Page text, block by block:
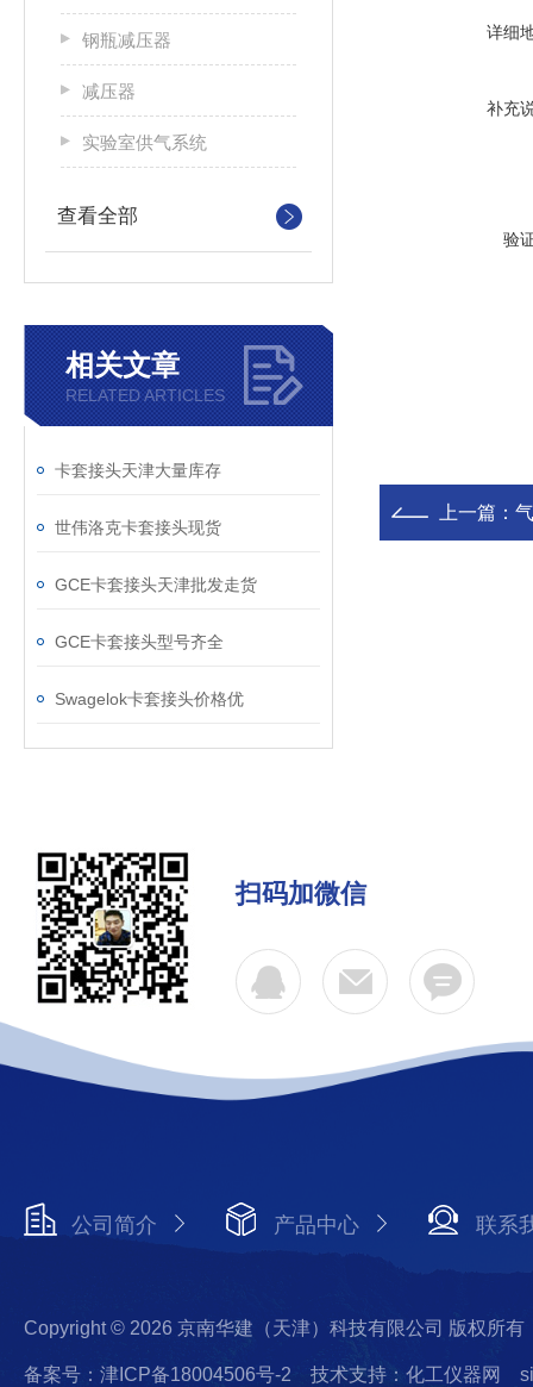
钢瓶减压器
减压器
实验室供气系统
查看全部
相关文章
RELATED ARTICLES
卡套接头天津大量库存
世伟洛克卡套接头现货
GCE卡套接头天津批发走货
GCE卡套接头型号齐全
Swagelok卡套接头价格优
详细
补充
验
上一篇：
扫码加微信
公司简介 产品中心 联系
Copyright © 2026 京南华建（天津）科技有限公司 版权所有
备案号：津ICP备18004506号-2 技术支持：化工仪器网